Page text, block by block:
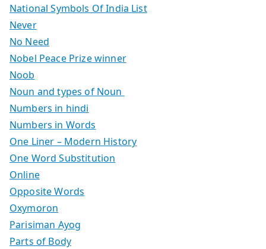
National Symbols Of India List
Never
No Need
Nobel Peace Prize winner
Noob
Noun and types of Noun
Numbers in hindi
Numbers in Words
One Liner – Modern History
One Word Substitution
Online
Opposite Words
Oxymoron
Parisiman Ayog
Parts of Body